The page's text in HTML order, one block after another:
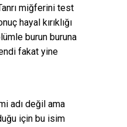
miğferini test
hayal kırıklığı
burun buruna
fakat yine
adı değil ama
için bu isim